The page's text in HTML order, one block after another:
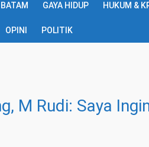
GAYA HIDUP HUKUM &
OPINI POLITIK
M Rudi: Saya